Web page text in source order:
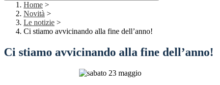
Home >
Novità >
Le notizie >
Ci stiamo avvicinando alla fine dell’anno!
Ci stiamo avvicinando alla fine dell’anno!